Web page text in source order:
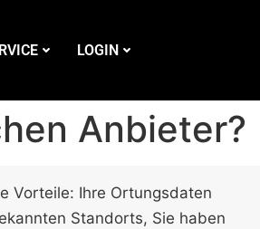
LOGIN
Anbieter?
Vorteile: Ihre Ortungsdaten
Standorts, Sie haben